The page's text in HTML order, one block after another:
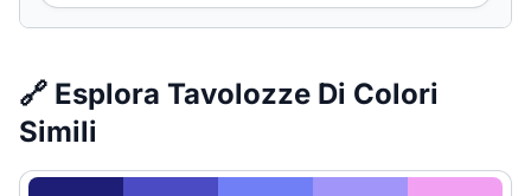
🔗 Esplora Tavolozze Di Colori
Simili